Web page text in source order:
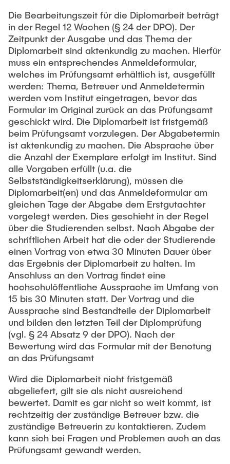
Die Bearbeitungszeit für die Diplomarbeit beträgt
in der Regel 12 Wochen (§ 24 der DPO). Der
Zeitpunkt der Ausgabe und das Thema der
Diplomarbeit sind aktenkundig zu machen. Hierfür
muss ein entsprechendes Anmeldeformular,
welches im Prüfungsamt erhältlich ist, ausgefüllt
werden: Thema, Betreuer und Anmeldetermin
werden vom Institut eingetragen, bevor das
Formular im Original zurück an das Prüfungsamt
geschickt wird. Die Diplomarbeit ist fristgemäß
beim Prüfungsamt vorzulegen. Der Abgabetermin
ist aktenkundig zu machen. Die Absprache über
die Anzahl der Exemplare erfolgt im Institut. Sind
alle Vorgaben erfüllt (u.a. die
Selbstständigkeitserklärung), müssen die
Diplomarbeit(en) und das Anmeldeformular am
gleichen Tage der Abgabe dem Erstgutachter
vorgelegt werden. Dies geschieht in der Regel
über die Studierenden selbst. Nach Abgabe der
schriftlichen Arbeit hat die oder der Studierende
einen Vortrag von etwa 30 Minuten Dauer über
das Ergebnis der Diplomarbeit zu halten. Im
Anschluss an den Vortrag findet eine
hochschulöffentliche Aussprache im Umfang von
15 bis 30 Minuten statt. Der Vortrag und die
Aussprache sind Bestandteile der Diplomarbeit
und bilden den letzten Teil der Diplomprüfung
(vgl. § 24 Absatz 9 der DPO). Nach der
Bewertung wird das Formular mit der Benotung
an das Prüfungsamt
Wird die Diplomarbeit nicht fristgemäß
abgeliefert, gilt sie als nicht ausreichend
bewertet. Damit es gar nicht so weit kommt, ist
rechtzeitig der zuständige Betreuer bzw. die
zuständige Betreuerin zu kontaktieren. Zudem
kann sich bei Fragen und Problemen auch an das
Prüfungsamt gewandt werden.